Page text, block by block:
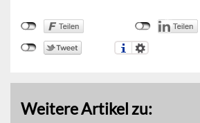
Weitere Artikel zu: